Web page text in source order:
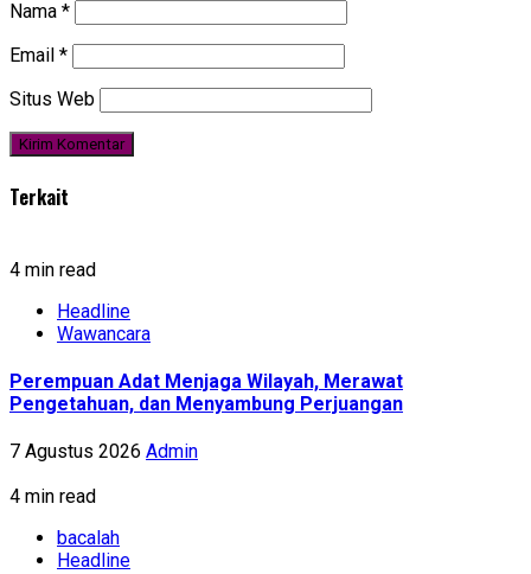
Nama *
Email *
Situs Web
Terkait
4 min read
Headline
Wawancara
Perempuan Adat Menjaga Wilayah, Merawat
Pengetahuan, dan Menyambung Perjuangan
7 Agustus 2026 Admin
4 min read
bacalah
Headline